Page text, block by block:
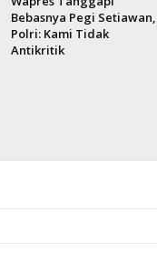
Bebasnya Pegi Setiawan,
Polri: Kami Tidak
Antikritik